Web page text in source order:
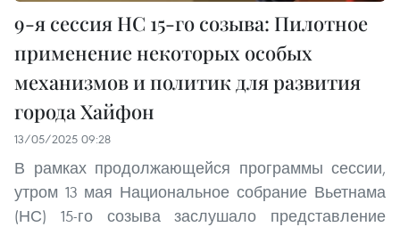
9-я сессия НС 15-го созыва: Пилотное
применение некоторых особых
механизмов и политик для развития
города Хайфон
13/05/2025 09:28
В рамках продолжающейся программы сессии,
утром 13 мая Национальное собрание Вьетнама
(НС) 15-го созыва заслушало представление